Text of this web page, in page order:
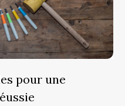
pour une